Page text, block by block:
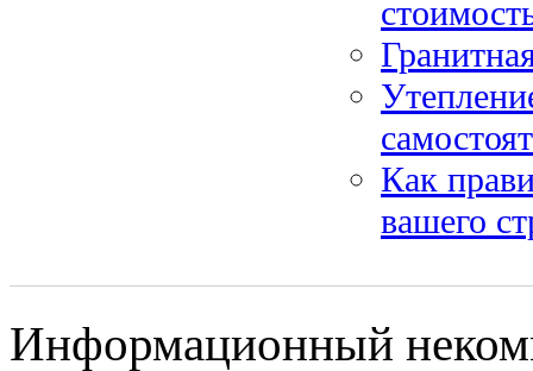
Как
вашего
Информационный